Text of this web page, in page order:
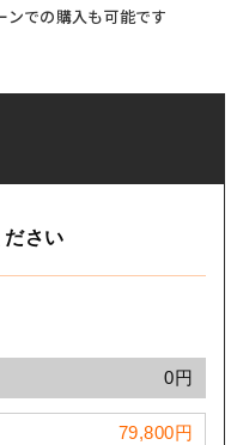
ンでの購入も可能です
ださい
0円
79,800円